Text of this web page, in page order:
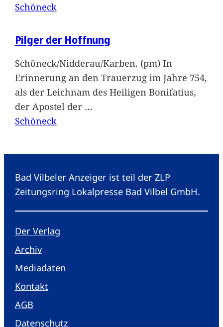
Schöneck
Pilger der Hoffnung
Schöneck/Nidderau/Karben. (pm) In
Erinnerung an den Trauerzug im Jahre 754,
als der Leichnam des Heiligen Bonifatius,
der Apostel der …
Schöneck
Bad Vilbeler Anzeiger ist teil der ZLP
Zeitungsring Lokalpresse Bad Vilbel GmbH.
Der Verlag
Archiv
Mediadaten
Kontakt
AGB
Datenschutz